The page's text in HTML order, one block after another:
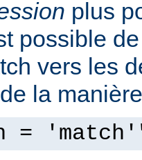
plus
possible
vers les
la
=